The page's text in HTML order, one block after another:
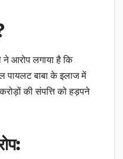
ने आरोप लगाया है कि
बाबा के इलाज में
की संपत्ति को हड़पने